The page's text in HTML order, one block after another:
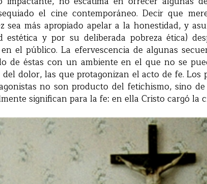
el cine contemporáneo. Decir que
sea más apropiado apelar a la honestidad, y
estética y por su deliberada pobreza ética)
el público. La efervescencia de algunas
de éstas con un ambiente en el que no se
dolor, las que protagonizan el acto de fe. Los
no son producto del fetichismo, sino
significan para la fe: en ella Cristo cargó la